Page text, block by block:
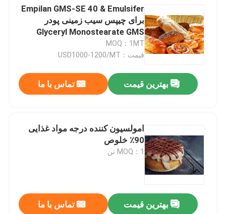
Empilan GMS-SE 40 & Emulsifer
برای چیپس سیب زمینی پودر
Glyceryl Monostearate GMS
MOQ：1MT
قیمت：USD1000-1200/MT
بهترین قیمت تماس با ما
امولسیون کننده درجه مواد غذایی
90٪ خلوص
MOQ：1 تن
بهترین قیمت تماس با ما